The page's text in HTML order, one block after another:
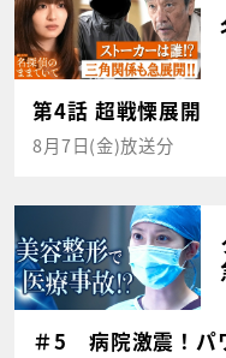
第4話 超戦慄展開
8月7日(金)放送分
＃5 病院激震！パ